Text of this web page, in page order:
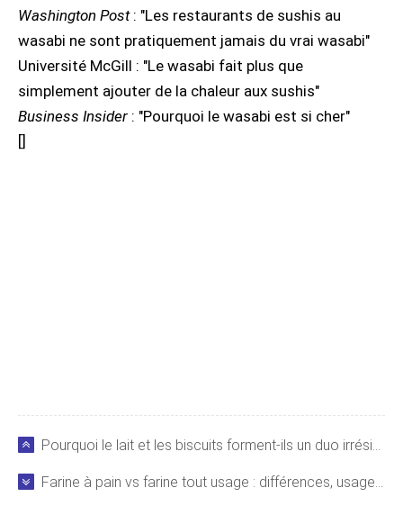
Washington Post: "Les restaurants de sushis au
wasabi ne sont pratiquement jamais du vrai wasabi"
Université McGill : "Le wasabi fait plus que
simplement ajouter de la chaleur aux sushis"
Business Insider : "Pourquoi le wasabi est si cher"
[]
Pourquoi le lait et les biscuits forment-ils un duo irrésistible ? La science expliquée
Farine à pain vs farine tout usage : différences, usages et substitutions